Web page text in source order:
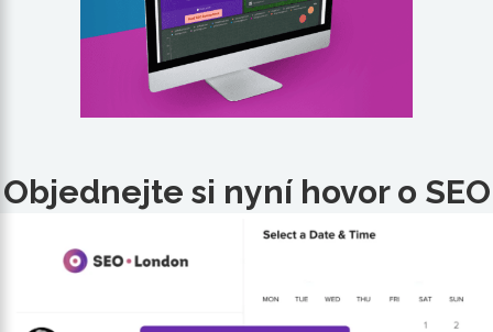
Objednejte si nyní hovor o SEO